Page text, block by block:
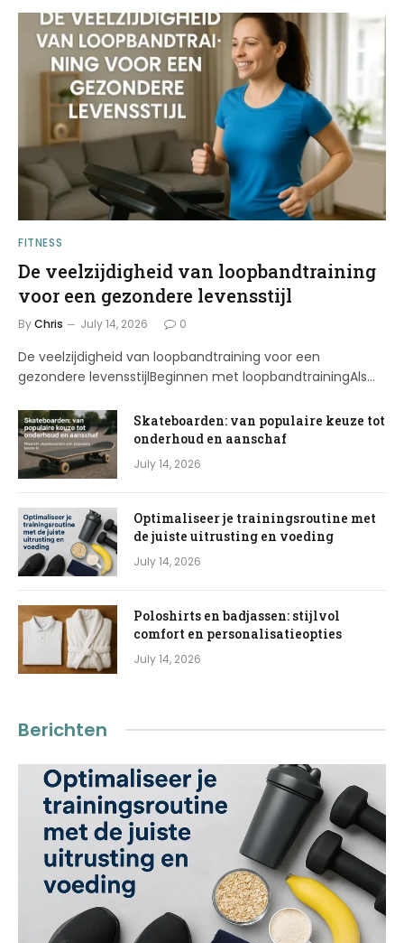
FITNESS
De veelzijdigheid van loopbandtraining
voor een gezondere levensstijl
ByChris July 14, 2026 0
De veelzijdigheid van loopbandtraining voor een
gezondere levensstijlBeginnen met loopbandtrainingAls…
Skateboarden: van populaire keuze tot
onderhoud en aanschaf
July 14, 2026
Optimaliseer je trainingsroutine met
de juiste uitrusting en voeding
July 14, 2026
Poloshirts en badjassen: stijlvol
comfort en personalisatieopties
July 14, 2026
Berichten